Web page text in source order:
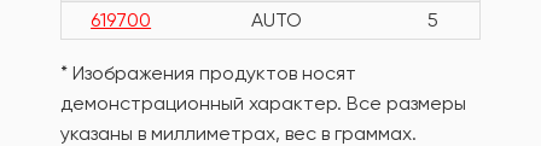
619700
AUTO 5
* Изображения продуктов носят
демонстрационный характер. Все размеры
указаны в миллиметрах, вес в граммах.